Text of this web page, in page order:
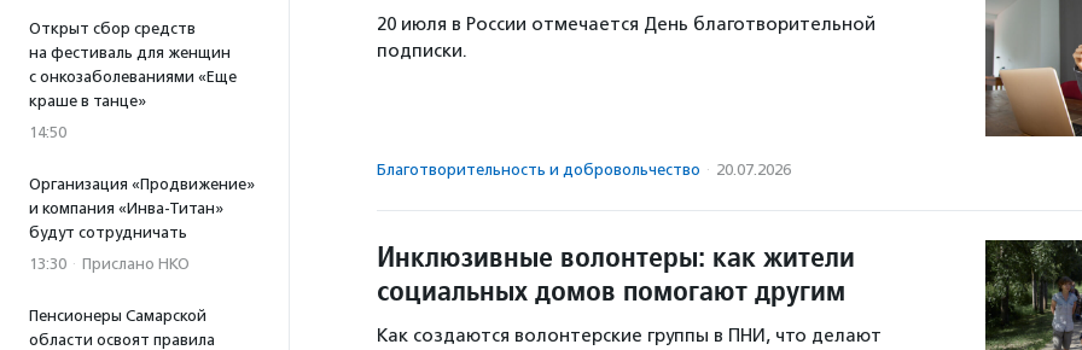
Открыт сбор средств
на фестиваль для женщин
с онкозаболеваниями «Еще
краше в танце»
14:50
Организация «Продвижение»
и компания «Инва-Титан»
будут сотрудничать
13:30 · Прислано НКО
Пенсионеры Самарской
области освоят правила
20 июля в России отмечается День благотворительной
подписки.
Благотвори­тель­ность и доброволь­чест­во · 20.07.2026
Инклюзивные волонтеры: как жители
социальных домов помогают другим
Как создаются волонтерские группы в ПНИ, что делают